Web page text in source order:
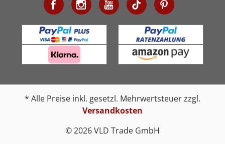
* Alle Preise inkl. gesetzl. Mehrwertsteuer zzgl.
Versandkosten
© 2026 VLD Trade GmbH